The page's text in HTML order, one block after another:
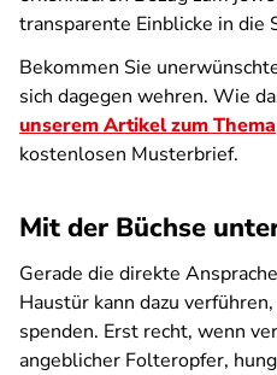
transparente Einblicke in die
Bekommen Sie
sich dagegen wehren. Wie
unserem Artikel zum Thema
kostenlosen Musterbrief.
Mit der Büchse
Gerade die direkte
Haustür kann dazu
spenden. Erst recht, wenn
angeblicher Folteropfer,